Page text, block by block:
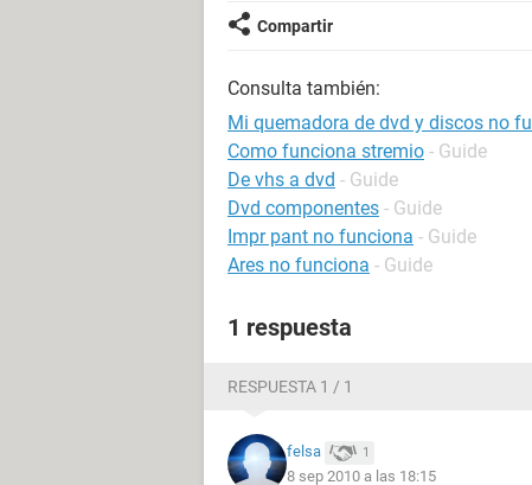
Compartir
Consulta también:
Mi quemadora de dvd y discos no
Como funciona stremio - Guide
De vhs a dvd - Guide
Dvd componentes - Guide
Impr pant no funciona - Guide
Ares no funciona - Guide
1 respuesta
RESPUESTA 1 / 1
felsa 1
8 sep 2010 a las 18:15